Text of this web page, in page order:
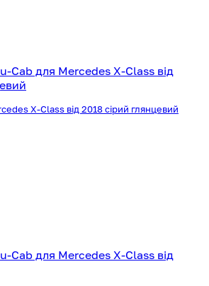
X-Class від 2018 сірий глянцевий